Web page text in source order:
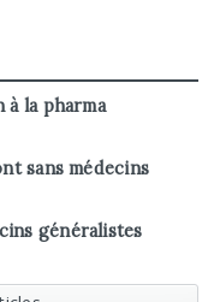
à la pharma
sans médecins
généralistes